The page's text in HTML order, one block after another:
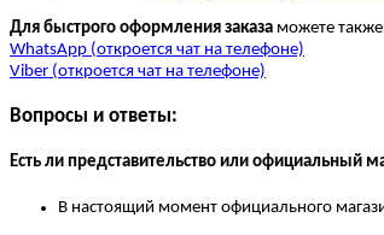
Для быстрого оформления заказа можете
WhatsApp (откроется чат на телефоне)
Viber (откроется чат на телефоне)
Вопросы и ответы:
Есть ли представительство или официальный
В настоящий момент официального